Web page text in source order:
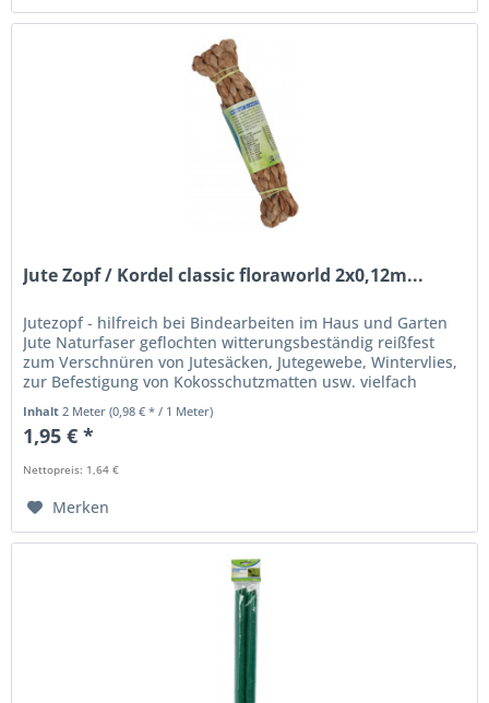
Jute Zopf / Kordel classic floraworld 2x0,12m...
Jutezopf - hilfreich bei Bindearbeiten im Haus und Garten
Jute Naturfaser geflochten witterungsbeständig reißfest
zum Verschnüren von Jutesäcken, Jutegewebe, Wintervlies,
zur Befestigung von Kokosschutzmatten usw. vielfach
Inhalt 2 Meter(0,98 € * / 1 Meter)
1,95 € *
Nettopreis: 1,64 €
Merken